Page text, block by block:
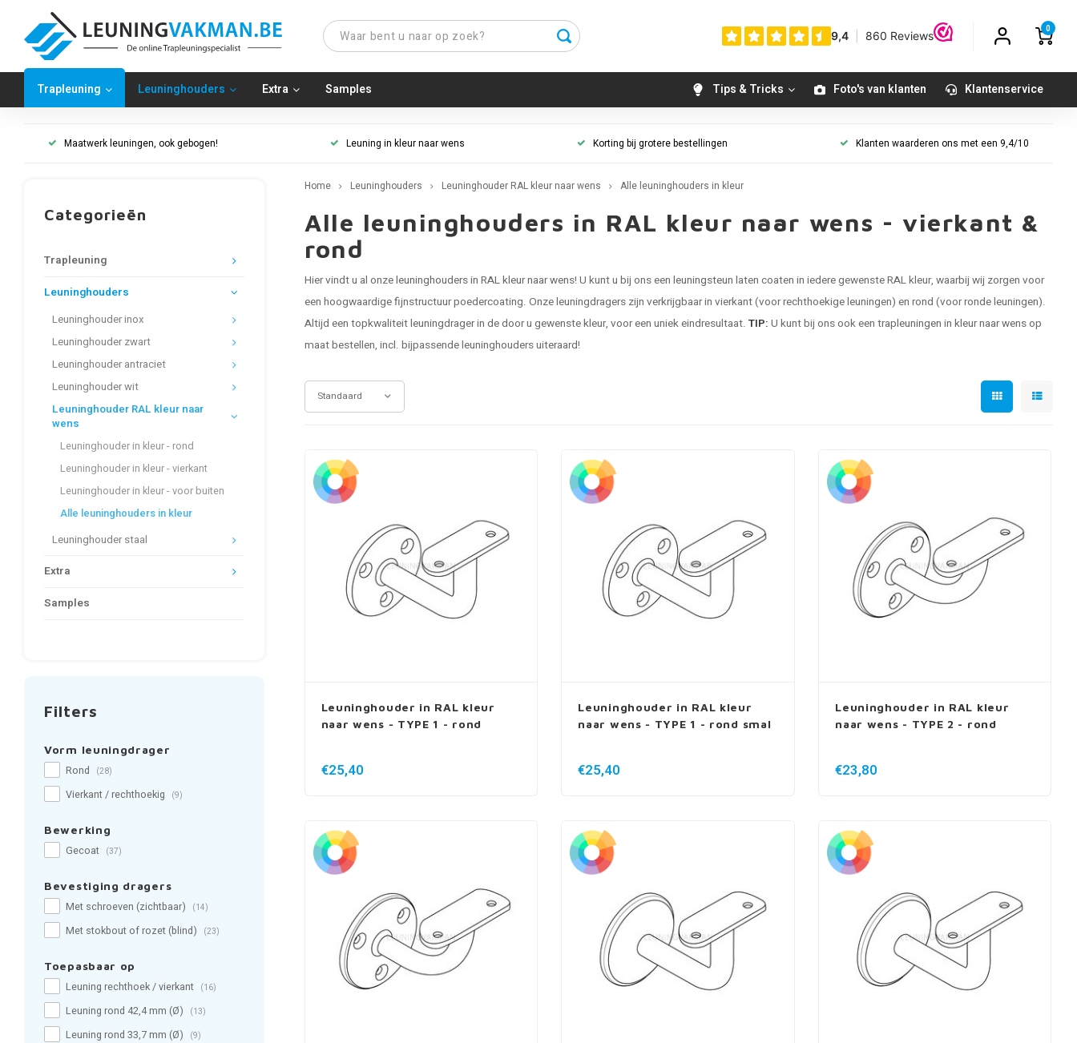
0
Trapleuning Leuninghouders Extra Samples Tips & Tricks Foto's van klanten Klantenservice
Maatwerk leuningen, ook gebogen! Leuning in kleur naar wens Korting bij grotere bestellingen Klanten waarderen ons met een 9,4/10
Categorieën
Trapleuning
Leuninghouders
Leuninghouder inox
Leuninghouder zwart
Leuninghouder antraciet
Leuninghouder wit
Leuninghouder RAL kleur naar
wens
Leuninghouder in kleur - rond
Leuninghouder in kleur - vierkant
Leuninghouder in kleur - voor buiten
Alle leuninghouders in kleur
Leuninghouder staal
Extra
Samples
Filters
Vorm leuningdrager
Rond (28)
Vierkant / rechthoekig (9)
Bewerking
Gecoat (37)
Bevestiging dragers
Met schroeven (zichtbaar) (14)
Met stokbout of rozet (blind) (23)
Toepasbaar op
Leuning rechthoek / vierkant (16)
Leuning rond 42,4 mm (Ø) (13)
Leuning rond 33,7 mm (Ø) (9)
Home Leuninghouders Leuninghouder RAL kleur naar wens Alle leuninghouders in kleur
Alle leuninghouders in RAL kleur naar wens - vierkant &
rond
Hier vindt u al onzeleuninghouders in RAL kleur naar wens! U kunt u bij ons een leuningsteun laten coaten in iedere gewenste RAL kleur, waarbij wij zorgen voor
een hoogwaardige fijnstructuur poedercoating. Onze leuningdragers zijn verkrijgbaar in vierkant (voor rechthoekige leuningen) en rond (voor ronde leuningen).
Altijd een topkwaliteit leuningdrager in de door u gewenste kleur, voor een uniek eindresultaat. TIP: U kunt bij ons ook een trapleuningen in kleur naar wensop
maat bestellen, incl. bijpassende leuninghouders uiteraard!
Standaard
Leuninghouder in RAL kleur
naar wens - TYPE 1 - rond
€25,40
Leuninghouder in RAL kleur
naar wens - TYPE 1 - rond smal
€25,40
Leuninghouder in RAL kleur
naar wens - TYPE 2 - rond
€23,80